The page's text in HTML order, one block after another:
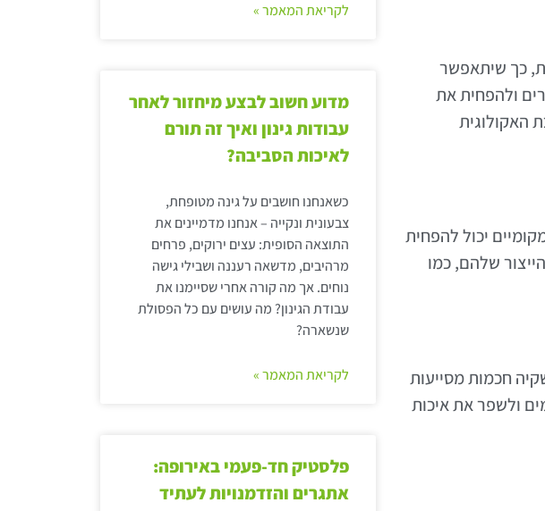
כך שיתאפשר
ולהפחית את
האקולוגית
יכול להפחית
שלהם, כמו
חכמות מסייעות
ולשפר את איכות
לקריאת המאמר »
מדוע חשוב לבצע מיחזור לאחר
עבודות גינון ואיך זה תורם
לאיכות הסביבה?
כשאנחנו חושבים על גינה מטופחת,
צבעונית ונקייה – אנחנו מדמיינים את
התוצאה הסופית: עצים ירוקים, פרחים
מרהיבים, מדשאה רעננה ושבילי גישה
נוחים. אך מה קורה אחרי שסיימנו את
עבודת הגינון? מה עושים עם כל הפסולת
שנשארה?
לקריאת המאמר »
פלסטיק חד-פעמי באירופה:
אתגרים והזדמנויות לעתיד